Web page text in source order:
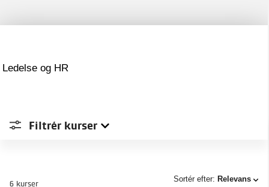
Ledelse og HR
Filtrér kurser
Sortér efter: Relevans
6 kurser